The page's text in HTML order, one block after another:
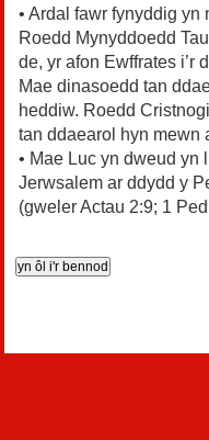
• Ardal fawr fynyddig
Roedd Mynyddoedd
de, yr afon Ewffrates i’r
Mae dinasoedd tan
heddiw. Roedd
tan ddaearol hyn mewn
• Mae Luc yn dweud yn
Jerwsalem ar ddydd y
(gweler Actau 2:9; 1